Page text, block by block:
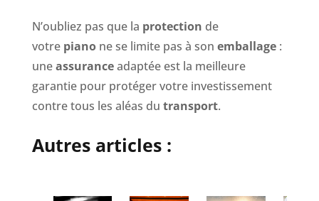
N’oubliez pas que la protection de
votre pianone se limite pas à son emballage:
uneassuranceadaptée est la meilleure
garantie pour protéger votre investissement
contre tous les aléas du transport.
Autres articles :